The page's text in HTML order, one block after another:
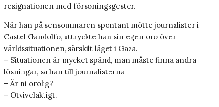
resignationen med försoningsgester.
När han på sensommaren spontant mötte journalister i
Castel Gandolfo, uttryckte han sin egen oro över
världssituationen, särskilt läget i Gaza.
– Situationen är mycket spänd, man måste finna andra
lösningar, sa han till journalisterna
– Är ni orolig?
– Otvivelaktigt.